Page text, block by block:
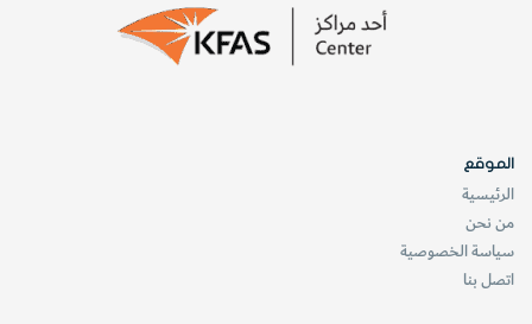
الموقع
الرئيسية
من نحن
سياسة الخصوصية
اتصل بنا